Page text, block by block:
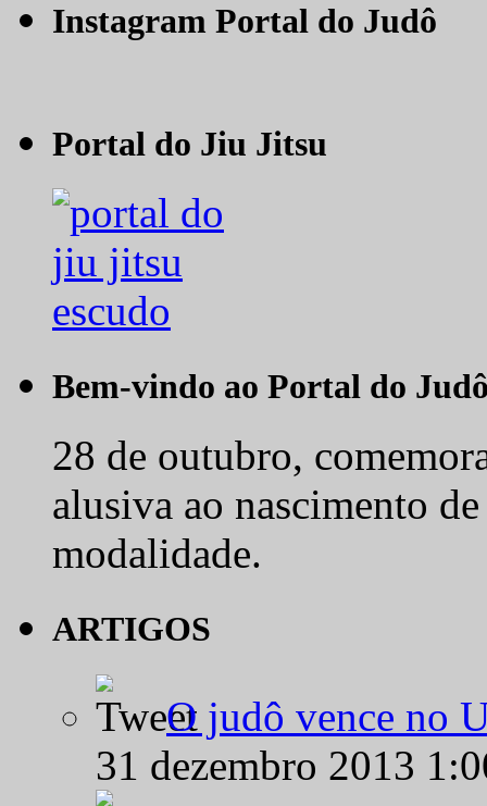
Instagram Portal do Judô
Portal do Jiu Jitsu
Bem-vindo ao Portal do
28 de outubro,
alusiva ao nascimento
modalidade.
ARTIGOS
O judô vence no
31 dezembro 2013